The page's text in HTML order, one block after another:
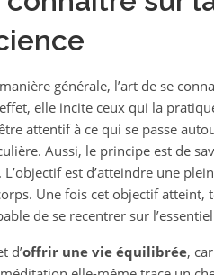
générale, l’art de se
elle incite ceux qui la
attentif à ce qui se passe
Aussi, le principe est de
est d’atteindre une
Une fois cet objectif
de se recentrer sur
d’offrir une vie équilibrée,